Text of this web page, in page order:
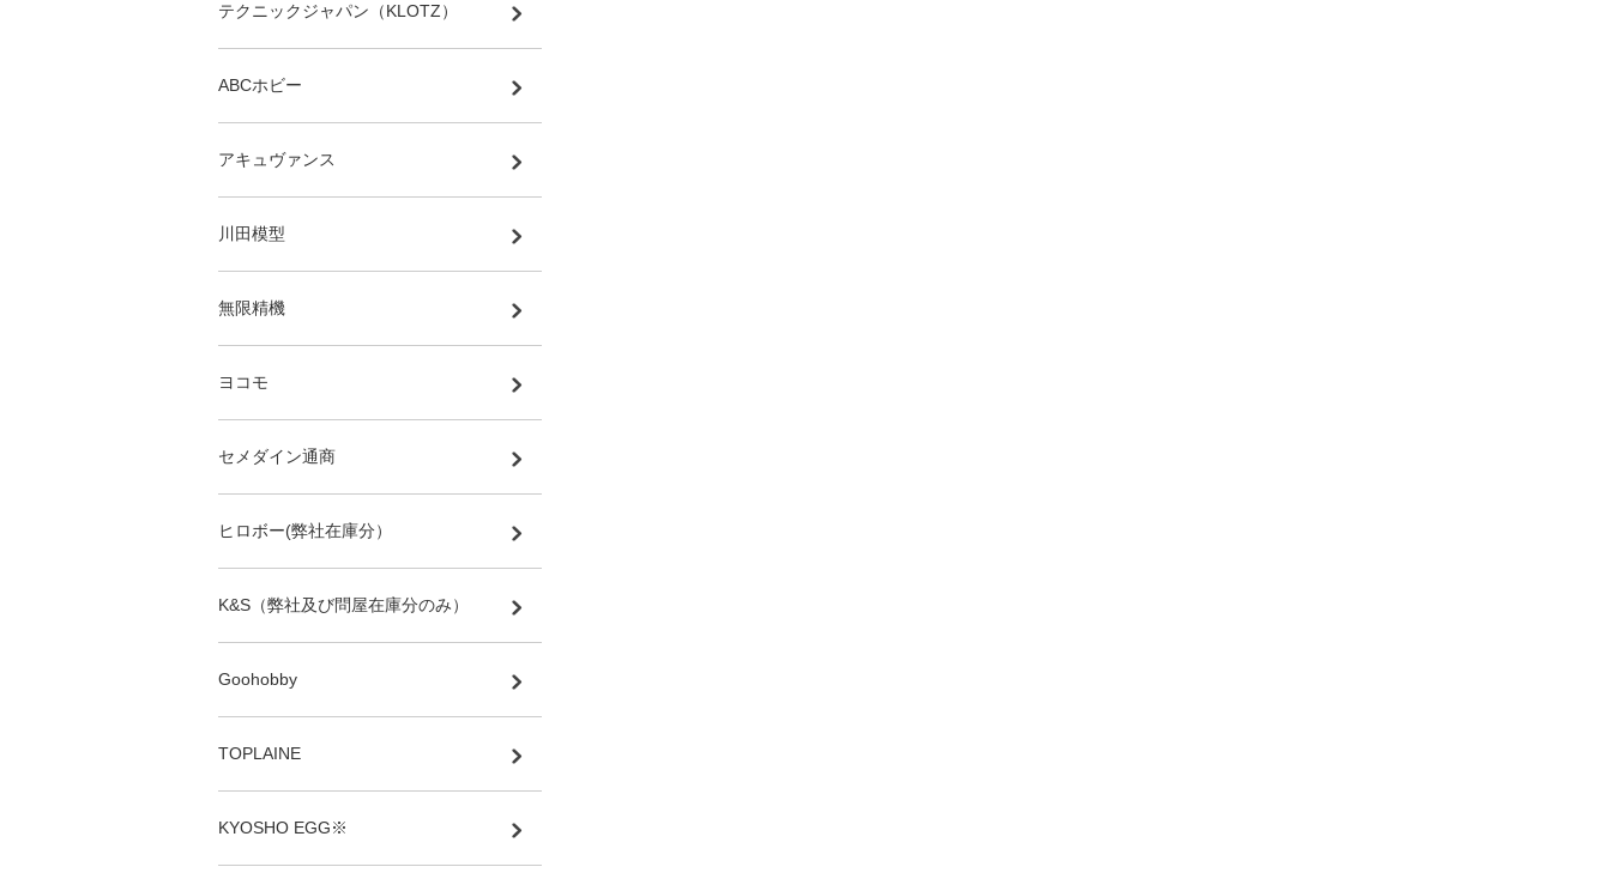
テクニックジャパン（KLOTZ）
ABCホビー
アキュヴァンス
川田模型
無限精機
ヨコモ
セメダイン通商
ヒロボー(弊社在庫分）
K&S（弊社及び問屋在庫分のみ）
Goohobby
TOPLAINE
KYOSHO EGG※